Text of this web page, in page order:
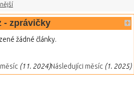
- zprávičky
žádné články.
(11. 2024)Následujíci měsíc (1. 2025)